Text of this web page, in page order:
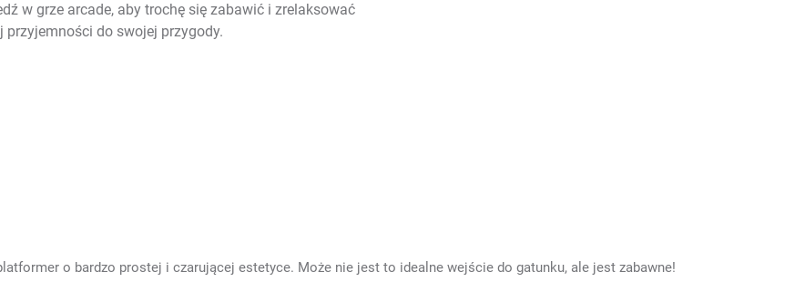
w grze arcade, aby trochę się zabawić i zrelaksować
do swojej przygody.
o bardzo prostej i czarującej estetyce. Może nie jest to idealne wejście do gatunku, ale jest zabawne!